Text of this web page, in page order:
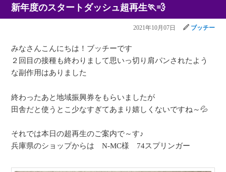
新年度のスタートダッシュ超再生🏃💨
2021年10月07日 ブッチー
みなさんこんにちは！ブッチーです
２回目の接種も終わりまして思いっ切り肩パンされたよう
な副作用はありました
終わったあと地域振興券をもらいましたが
田舎だと使うとこ少なすぎてあまり嬉しくないですね～💦
それでは本日の超再生のご案内で～す♪
兵庫県のショップからは N-MC様 74スプリンガー